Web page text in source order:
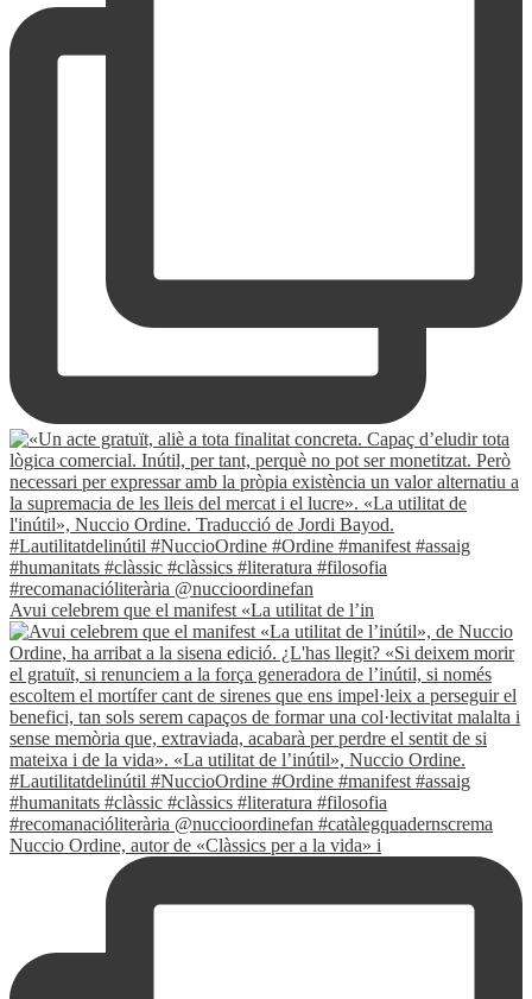
Avui celebrem que el manifest «La utilitat de l’in
Nuccio Ordine, autor de «Clàssics per a la vida» i